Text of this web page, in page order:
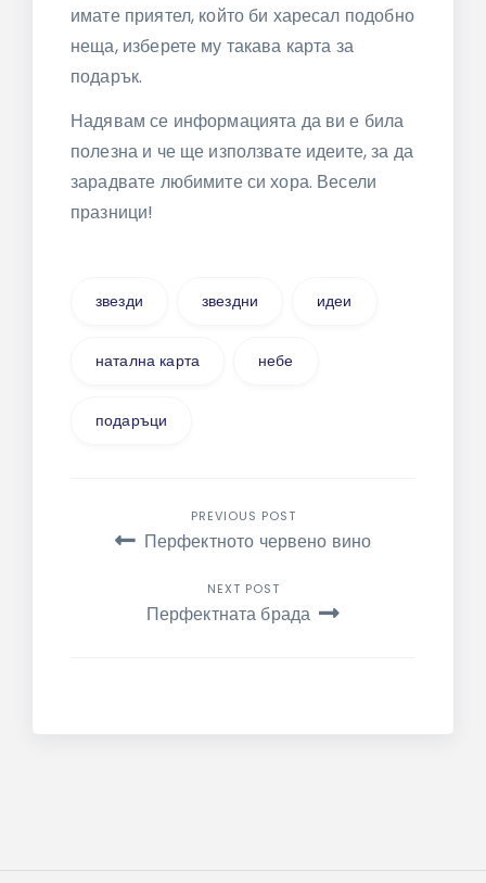
имате приятел, който би харесал подобно
неща, изберете му такава карта за
подарък.
Надявам се информацията да ви е била
полезна и че ще използвате идеите, за да
зарадвате любимите си хора. Весели
празници!
звезди звездни идеи
натална карта небе
подаръци
Навигация
PREVIOUS POST
Перфектното червено вино
NEXT POST
Перфектната брада